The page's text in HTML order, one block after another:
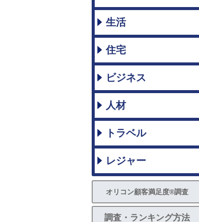
生活
住宅
ビジネス
人材
トラベル
レジャー
オリコン顧客満足度®調査
調査・ランキング方法